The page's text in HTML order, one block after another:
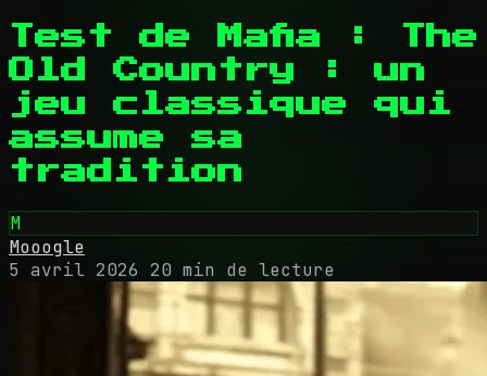
Test de Mafia : The
Old Country : un
jeu classique qui
assume sa
tradition
M
Mooogle
5 avril 2026 20 min de lecture